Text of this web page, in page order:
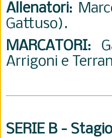
Allenatori:
Gattuso).
MARCATORI:
Arrigoni e
SERIE B -